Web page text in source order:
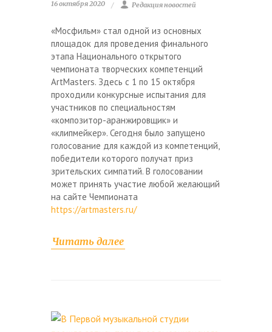
16 октября 2020 Редакция новостей
«Мосфильм» стал одной из основных
площадок для проведения финального
этапа Национального открытого
чемпионата творческих компетенций
ArtMasters. Здесь с 1 по 15 октября
проходили конкурсные испытания для
участников по специальностям
«композитор-аранжировщик» и
«клипмейкер». Сегодня было запущено
голосование для каждой из компетенций,
победители которого получат приз
зрительских симпатий. В голосовании
может принять участие любой желающий
на сайте Чемпионата
https://artmasters.ru/
Читать далее